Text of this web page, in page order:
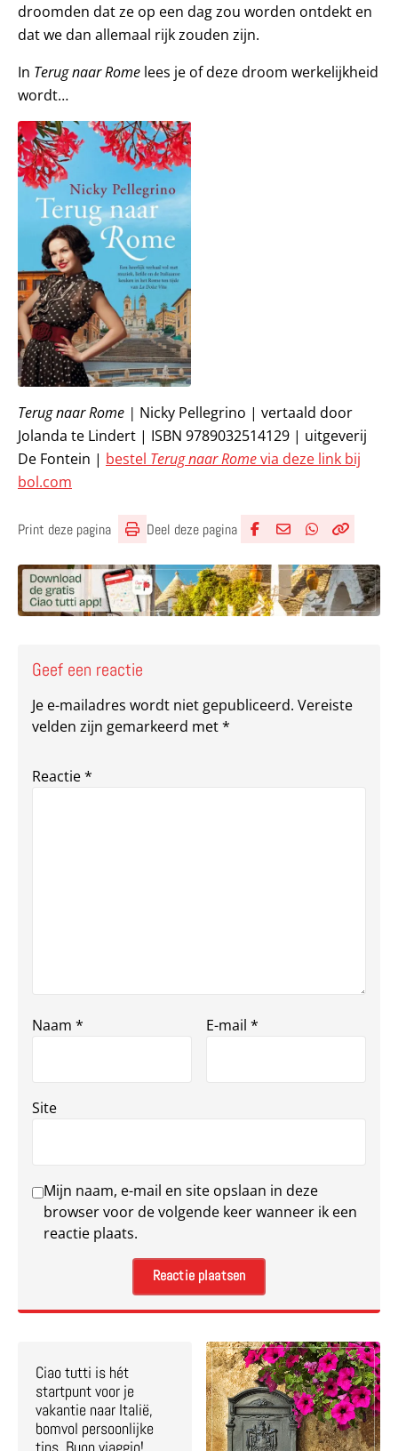
droomden dat ze op een dag zou worden ontdekt en
dat we dan allemaal rijk zouden zijn.
In Terug naar Rome lees je of deze droom werkelijkheid
wordt…
Terug naar Rome | Nicky Pellegrino | vertaald door
Jolanda te Lindert | ISBN 9789032514129 | uitgeverij
De Fontein | bestel Terug naar Romevia deze link bij
bol.com
Print deze pagina Deel deze pagina
Geef een reactie
Je e-mailadres wordt niet gepubliceerd. Vereiste
velden zijn gemarkeerd met*
Reactie*
Naam * E-mail *
Site
Mijn naam, e-mail en site opslaan in deze
browser voor de volgende keer wanneer ik een
reactie plaats.
Ciao tutti is hét
startpunt voor je
vakantie naar Italië,
bomvol persoonlijke